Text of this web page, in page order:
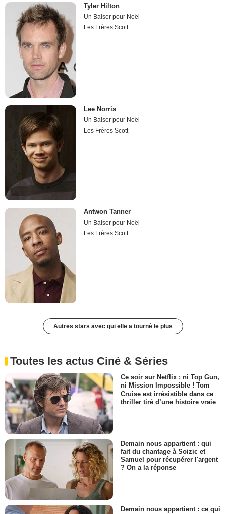
Tyler Hilton
Un Baiser pour Noël
Les Frères Scott
Lee Norris
Un Baiser pour Noël
Les Frères Scott
Antwon Tanner
Un Baiser pour Noël
Les Frères Scott
Autres stars avec qui elle a tourné le plus
Toutes les actus Ciné & Séries
Ce soir sur Netflix : ni Top Gun,
ni Mission Impossible ! Tom
Cruise est irrésistible dans ce
thriller tiré d’une histoire vraie
Demain nous appartient : qui
fait du chantage à Soizic et
Samuel pour récupérer l'argent
? On a la réponse
Demain nous appartient : ce qui